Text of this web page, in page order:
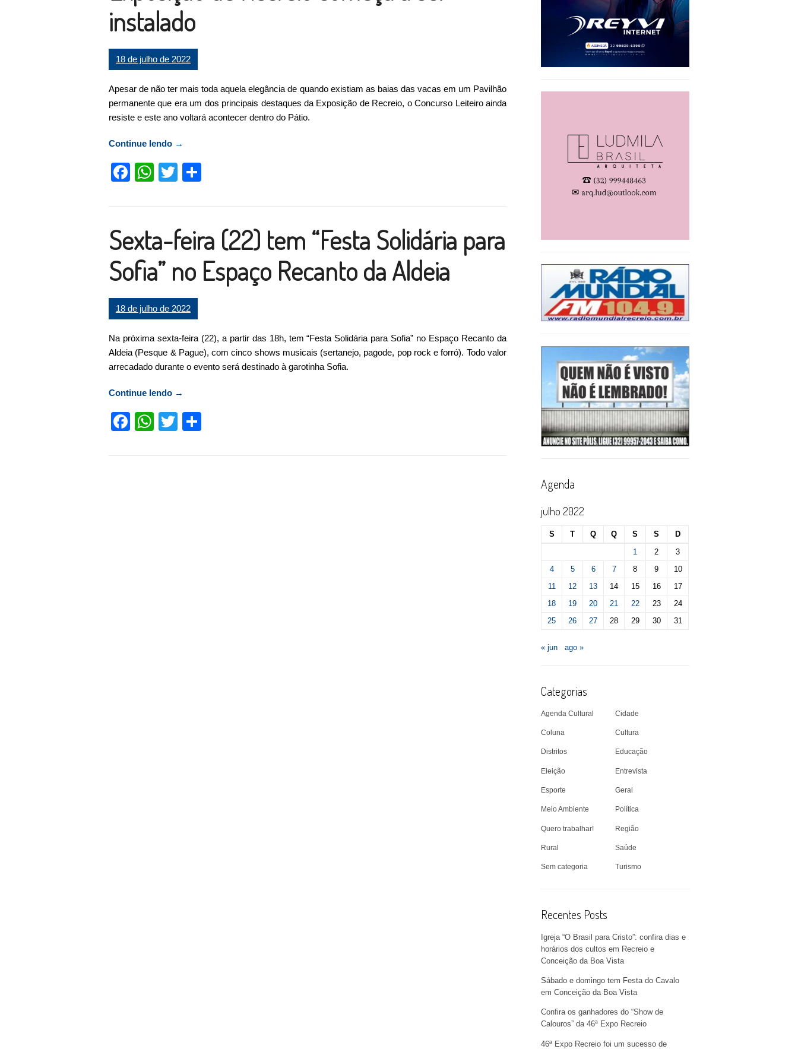
instalado
18 de julho de 2022
Apesar de não ter mais toda aquela elegância de quando existiam as baias das vacas em um Pavilhão
permanente que era um dos principais destaques da Exposição de Recreio, o Concurso Leiteiro ainda
resiste e este ano voltará acontecer dentro do Pátio.
Continue lendo “Pavilhão do Concurso Leiteiro da Exposição de Recreio começa a ser instalado”
→
Facebook
WhatsApp
Twitter
Sexta-feira (22) tem “Festa Solidária para
Sofia” no Espaço Recanto da Aldeia
18 de julho de 2022
Na próxima sexta-feira (22), a partir das 18h, tem “Festa Solidária para Sofia” no Espaço Recanto da
Aldeia (Pesque & Pague), com cinco shows musicais (sertanejo, pagode, pop rock e forró). Todo valor
arrecadado durante o evento será destinado à garotinha Sofia.
Continue lendo “Sexta-feira (22) tem “Festa Solidária para Sofia” no Espaço Recanto da Aldeia”
→
Facebook
WhatsApp
Twitter
Agenda
julho 2022
S T Q Q S S
D
1
2
3
4
5 6 7 8 9
10
11
12 13 14 15 16
17
18
19 20 21 22 23
24
25
26 27 28 29 30 31
« jun ago »
Categorias
Agenda Cultural Cidade
Coluna Cultura
Distritos Educação
Eleição Entrevista
Esporte Geral
Meio Ambiente Política
Quero trabalhar! Região
Rural Saúde
Sem categoria Turismo
Recentes Posts
Igreja “O Brasil para Cristo”: confira dias e
horários dos cultos em Recreio e
Conceição da Boa Vista
Sábado e domingo tem Festa do Cavalo
em Conceição da Boa Vista
Confira os ganhadores do “Show de
Calouros” da 46ª Expo Recreio
46ª Expo Recreio foi um sucesso de